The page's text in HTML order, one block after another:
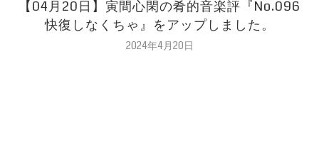
【04月20日】寅間心閑の肴的音楽評『No.096
快復しなくちゃ』をアップしました。
2024年4月20日